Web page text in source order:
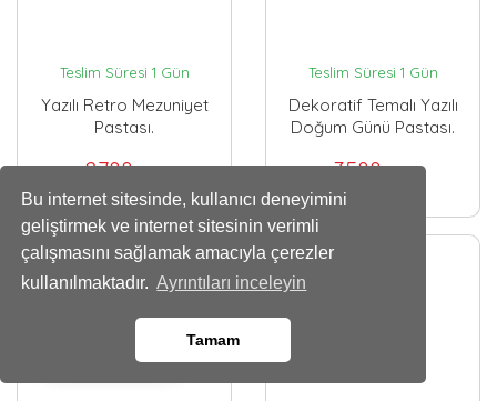
Bu internet sitesinde, kullanıcı deneyimini
geliştirmek ve internet sitesinin verimli
çalışmasını sağlamak amacıyla çerezler
kullanılmaktadır. Ayrıntıları inceleyin
Tamam
Teslim Süresi 1 Gün
Yazılı Retro Mezuniyet
Pastası.
2700 ,00 TL
Teslim Süresi 1 Gün
Dekoratif Temalı Yazılı
Doğum Günü Pastası.
3500 ,00 TL